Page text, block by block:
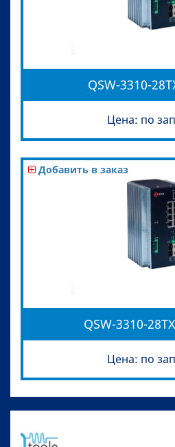
QSW-3310-
Цена: по
Добавить в заказ
QSW-3310-
Цена: по